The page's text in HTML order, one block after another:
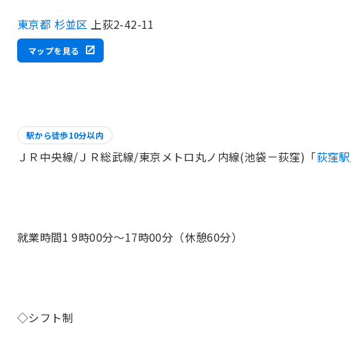
東京都 杉並区 上荻2-42-11
マップを見る
駅から徒歩10分以内
ＪＲ中央線/ＪＲ総武線/東京メトロ丸ノ内線(池袋－荻窪)「荻窪駅
就業時間1 9時00分〜17時00分（休憩60分）